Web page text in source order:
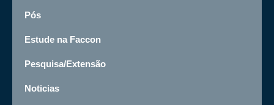
Pós
Estude na Faccon
Pesquisa/Extensão
Noticias